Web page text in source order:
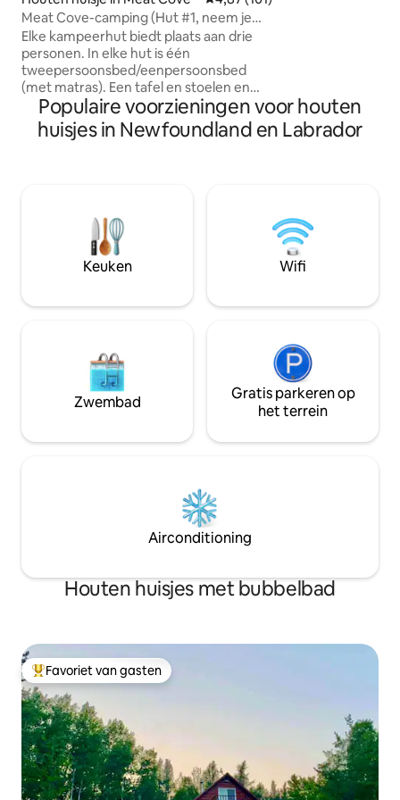
Meat Cove-camping (Hut #1, neem je
eigen beddengoed mee)
Elke kampeerhut biedt plaats aan drie
personen. In elke hut is één
tweepersoonsbed/eenpersoonsbed
(met matras). Een tafel en stoelen en
een schaduwrijk terras van 1,5 meter
met tafel buiten. De hutten hebben
zonne-energie. (Kleine lamp en een plek
(potten/pannen, kopjes, borden,
bestek) meenemen. Deze hutten
hebben geen sanitair of verwarming.
Warme douches en spoeltoiletten
Incl. Meerdere
Toerisme
Populaire voorzieningen voor houten
huisjes in Newfoundland en Labrador
Keuken Wifi
Zwembad
Gratis parkeren op
het terrein
Airconditioning
Houten huisjes met bubbelbad
Topfavoriet van gasten
Favoriet van gasten